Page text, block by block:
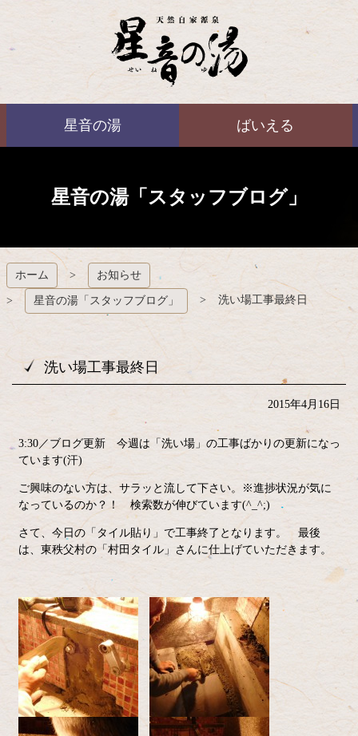
ばいえる
星音の湯 ばいえる
星音の湯「スタッフブログ」
ホーム お知らせ
星音の湯「スタッフブログ」 洗い場工事最終日
洗い場工事最終日
2015年4月16日
3:30／ブログ更新 今週は「洗い場」の工事ばかりの更新になっ
ています(汗)
ご興味のない方は、サラッと流して下さい。※進捗状況が気に
なっているのか？！ 検索数が伸びています(^_^;)
さて、今日の「タイル貼り」で工事終了となります。 最後
は、東秩父村の「村田タイル」さんに仕上げていただきます。